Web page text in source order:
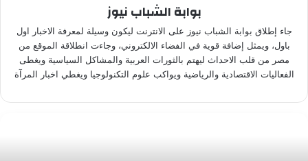
بوابة الشباب نيوز
جاء إطلاق بوابة الشباب نيوز على الانترنت ليكون وسيلة لمعرفة الاخبار اول
باول، ويمثل إضافة قوية في الفضاء الالكتروني، وجاءت انطلاقة الموقع من
مصر من قلب الاحداث ليهتم بالثورات العربية والمشاكل السياسية ويغطى
الفعاليات الاقتصادية والرياضية ويواكب علوم التكنولوجيا ويغطي اخبار المرآة